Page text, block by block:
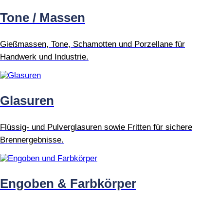
Tone / Massen
Gießmassen, Tone, Schamotten und Porzellane für
Handwerk und Industrie.
Glasuren
Flüssig- und Pulverglasuren sowie Fritten für sichere
Brennergebnisse.
Engoben & Farbkörper